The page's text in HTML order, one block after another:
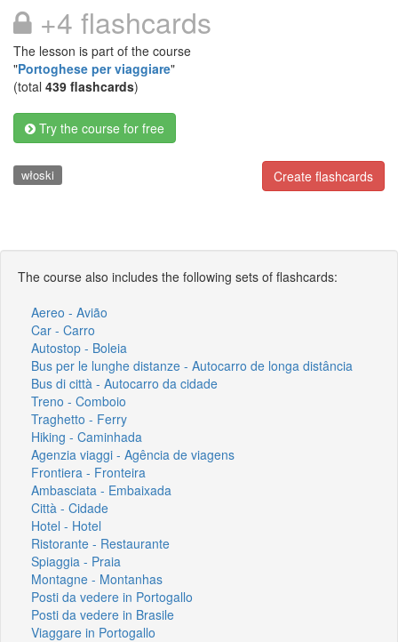
+4 flashcards
The lesson is part of the course
"Portoghese per viaggiare"
(total 439 flashcards)
Try the course for free
Create flashcards
włoski
The course also includes the following sets of flashcards:
Aereo - Avião
Car - Carro
Autostop - Boleia
Bus per le lunghe distanze - Autocarro de longa distância
Bus di città - Autocarro da cidade
Treno - Comboio
Traghetto - Ferry
Hiking - Caminhada
Agenzia viaggi - Agência de viagens
Frontiera - Fronteira
Ambasciata - Embaixada
Città - Cidade
Hotel - Hotel
Ristorante - Restaurante
Spiaggia - Praia
Montagne - Montanhas
Posti da vedere in Portogallo
Posti da vedere in Brasile
Viaggare in Portogallo